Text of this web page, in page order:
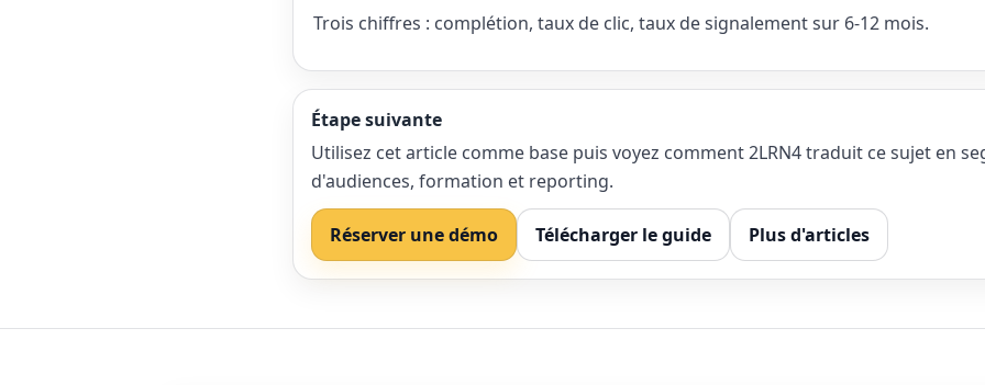
Trois chiffres : complétion, taux de clic, taux de signalement sur 6-12 mois.
Étape suivante
Utilisez cet article comme base puis voyez comment 2LRN4 traduit ce sujet en
d'audiences, formation et reporting.
Réserver une démo Télécharger le guide Plus d'articles